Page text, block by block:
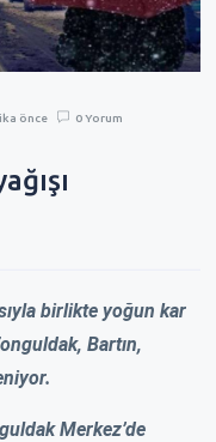
önce 0 Yorum
birlikte yoğun kar
Bartın,
Merkez’de